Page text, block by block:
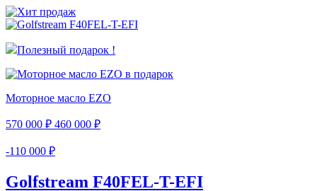
Полезный подарок !
Моторное масло EZO
570 000 ₽ 460 000 ₽
-110 000 ₽
Golfstream F40FEL-T-EFI